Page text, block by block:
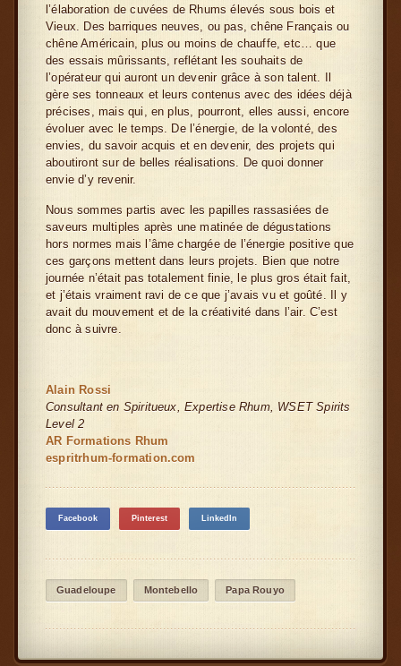
l’élaboration de cuvées de Rhums élevés sous bois et
Vieux. Des barriques neuves, ou pas, chêne Français ou
chêne Américain, plus ou moins de chauffe, etc… que
des essais mûrissants, reflétant les souhaits de
l’opérateur qui auront un devenir grâce à son talent. Il
gère ses tonneaux et leurs contenus avec des idées déjà
précises, mais qui, en plus, pourront, elles aussi, encore
évoluer avec le temps. De l’énergie, de la volonté, des
envies, du savoir acquis et en devenir, des projets qui
aboutiront sur de belles réalisations. De quoi donner
envie d’y revenir.
Nous sommes partis avec les papilles rassasiées de
saveurs multiples après une matinée de dégustations
hors normes mais l’âme chargée de l’énergie positive que
ces garçons mettent dans leurs projets. Bien que notre
journée n’était pas totalement finie, le plus gros était fait,
et j’étais vraiment ravi de ce que j’avais vu et goûté. Il y
avait du mouvement et de la créativité dans l’air. C’est
donc à suivre.
Alain Rossi
Consultant en Spiritueux, Expertise Rhum, WSET Spirits
Level 2
AR Formations Rhum
espritrhum-formation.com
Facebook Pinterest LinkedIn
Guadeloupe Montebello Papa Rouyo